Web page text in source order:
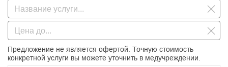
Предложение не является офертой. Точную стоимость
конкретной услуги вы можете уточнить в медучреждении.